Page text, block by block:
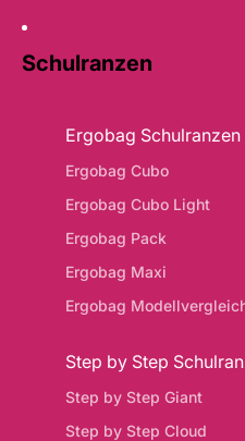
Schulranzen
Ergobag Schulranzen
Ergobag Cubo
Ergobag Cubo Light
Ergobag Pack
Ergobag Maxi
Ergobag
Step by Step
Step by Step Giant
Step by Step Cloud